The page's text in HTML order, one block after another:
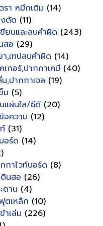
รา หมึกเติม (14)
ตัด (11)
ยนและลบคำผิด (243)
สอ (29)
,เทปลบคำผิด (14)
เกอร์,ปากกาเคมี (40)
,ปากกาเจล (19)
ม (5)
แผ่นใส/ซีดี (20)
อความ (12)
(31)
อร์ด (14)
กาไวท์บอร์ด (8)
ดินสอ (26)
ดาน (4)
ตเหล็ก (10)
าเล่ม (226)